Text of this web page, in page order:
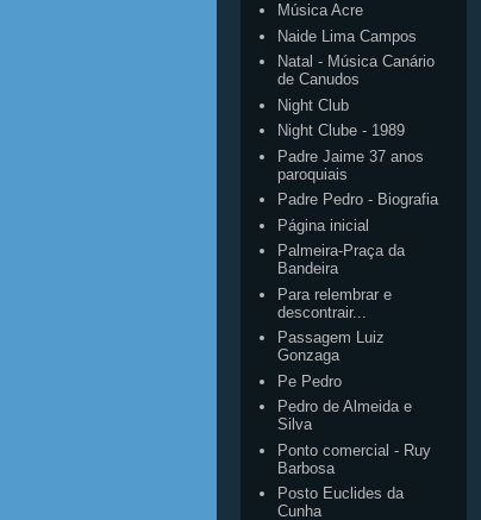
Música Acre
Naide Lima Campos
Natal - Música Canário
de Canudos
Night Club
Night Clube - 1989
Padre Jaime 37 anos
paroquiais
Padre Pedro - Biografia
Página inicial
Palmeira-Praça da
Bandeira
Para relembrar e
descontrair...
Passagem Luiz
Gonzaga
Pe Pedro
Pedro de Almeida e
Silva
Ponto comercial - Ruy
Barbosa
Posto Euclides da
Cunha